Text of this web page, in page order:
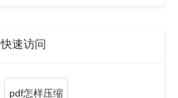
快速访问
pdf怎样压缩